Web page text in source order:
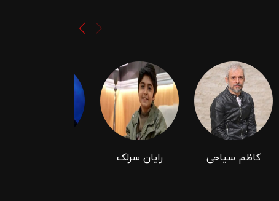
کاظم سیاحی رایان سرلک